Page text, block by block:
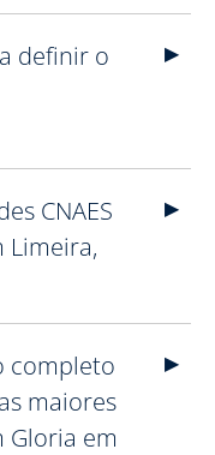
definir o
CNAES
Limeira,
completo
maiores
Gloria em